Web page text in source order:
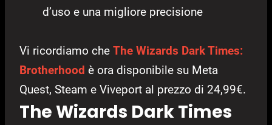
d’uso e una migliore precisione
Vi ricordiamo che The Wizards Dark Times:
Brotherhood è ora disponibile su Meta
Quest, Steam e Viveport al prezzo di 24,99€.
The Wizards Dark Times